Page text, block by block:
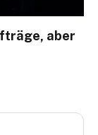
aber